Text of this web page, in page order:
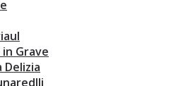
Grave
Delizia